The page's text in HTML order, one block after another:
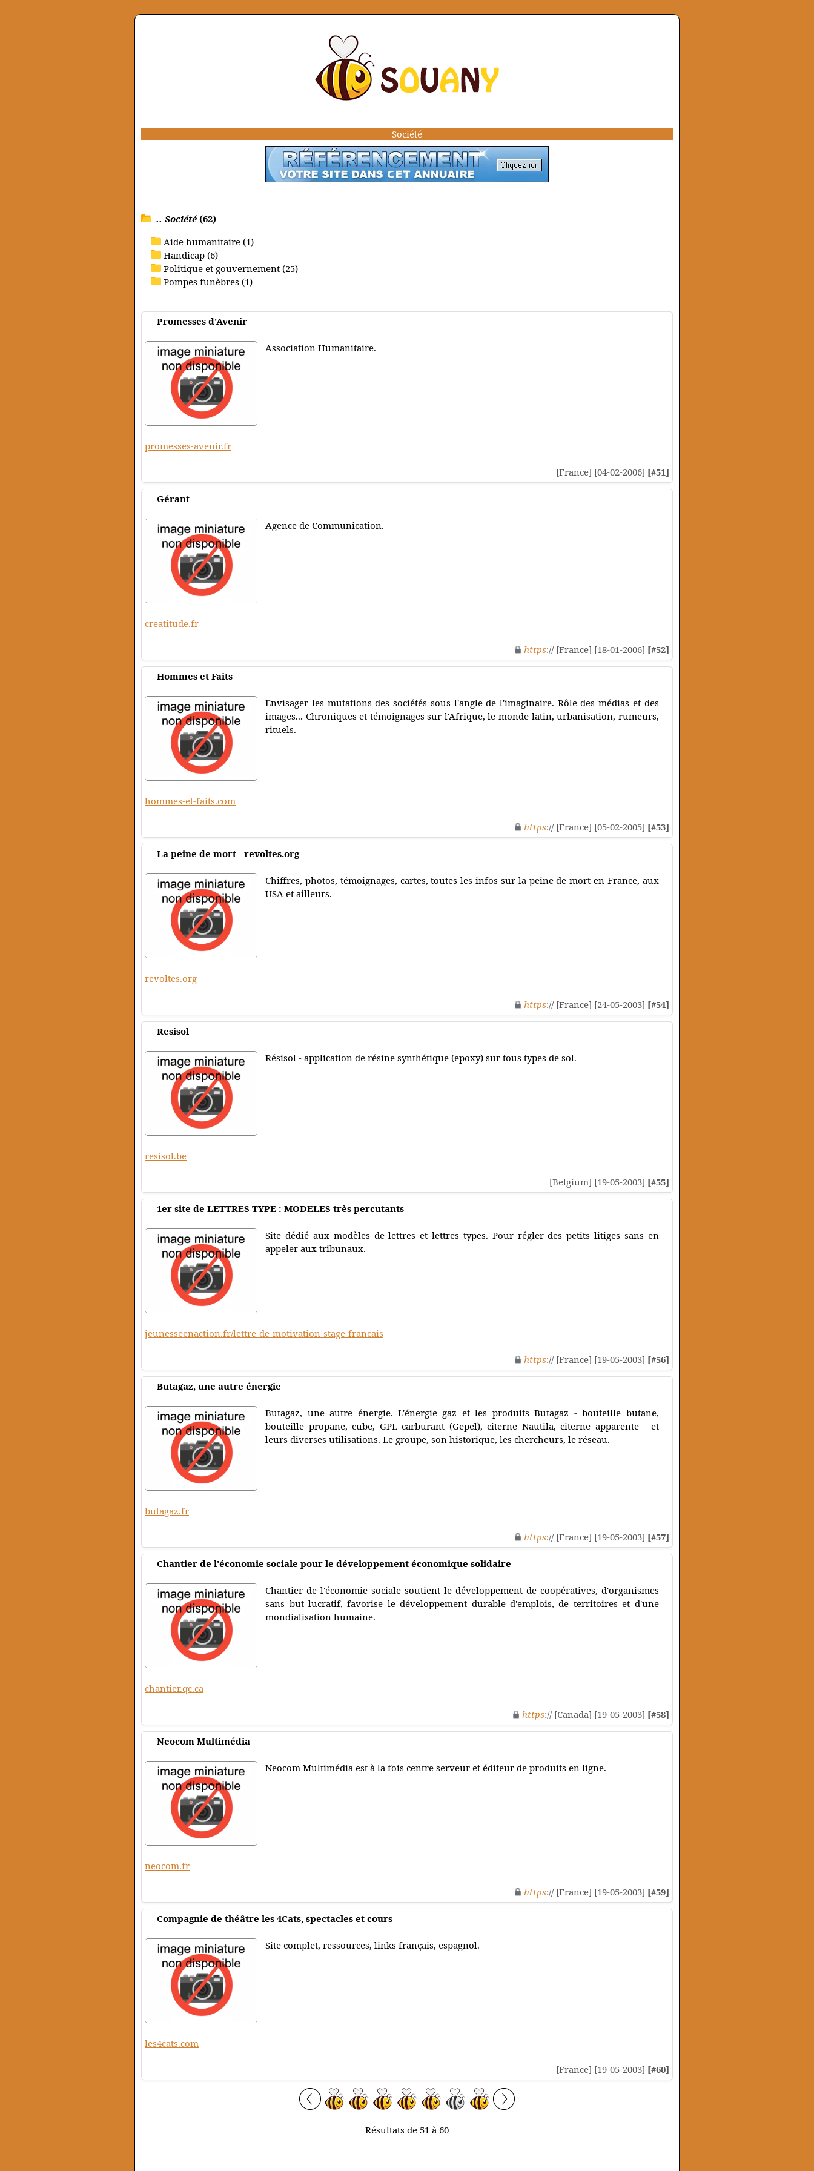
Société
.. Société(62)
Aide humanitaire (1)
Handicap (6)
Politique et gouvernement (25)
Pompes funèbres (1)
Promesses d'Avenir
Association Humanitaire.
promesses-avenir.fr
[France] [04-02-2006] [#51]
Gérant
Agence de Communication.
creatitude.fr
https:// [France] [18-01-2006] [#52]
Hommes et Faits
Envisager les mutations des sociétés sous l'angle de l'imaginaire. Rôle des médias et des
images... Chroniques et témoignages sur l'Afrique, le monde latin, urbanisation, rumeurs,
rituels.
hommes-et-faits.com
https:// [France] [05-02-2005] [#53]
La peine de mort - revoltes.org
Chiffres, photos, témoignages, cartes, toutes les infos sur la peine de mort en France, aux
USA et ailleurs.
revoltes.org
https:// [France] [24-05-2003] [#54]
Resisol
Résisol - application de résine synthétique (epoxy) sur tous types de sol.
resisol.be
[Belgium] [19-05-2003] [#55]
1er site de LETTRES TYPE : MODELES très percutants
Site dédié aux modèles de lettres et lettres types. Pour régler des petits litiges sans en
appeler aux tribunaux.
jeunesseenaction.fr/lettre-de-motivation-stage-francais
https:// [France] [19-05-2003] [#56]
Butagaz, une autre énergie
Butagaz, une autre énergie. L'énergie gaz et les produits Butagaz - bouteille butane,
bouteille propane, cube, GPL carburant (Gepel), citerne Nautila, citerne apparente - et
leurs diverses utilisations. Le groupe, son historique, les chercheurs, le réseau.
butagaz.fr
https:// [France] [19-05-2003] [#57]
Chantier de l'économie sociale pour le développement économique solidaire
Chantier de l'économie sociale soutient le développement de coopératives, d'organismes
sans but lucratif, favorise le développement durable d'emplois, de territoires et d'une
mondialisation humaine.
chantier.qc.ca
https:// [Canada] [19-05-2003] [#58]
Neocom Multimédia
Neocom Multimédia est à la fois centre serveur et éditeur de produits en ligne.
neocom.fr
https:// [France] [19-05-2003] [#59]
Compagnie de théâtre les 4Cats, spectacles et cours
Site complet, ressources, links français, espagnol.
les4cats.com
[France] [19-05-2003] [#60]
Résultats de 51 à 60